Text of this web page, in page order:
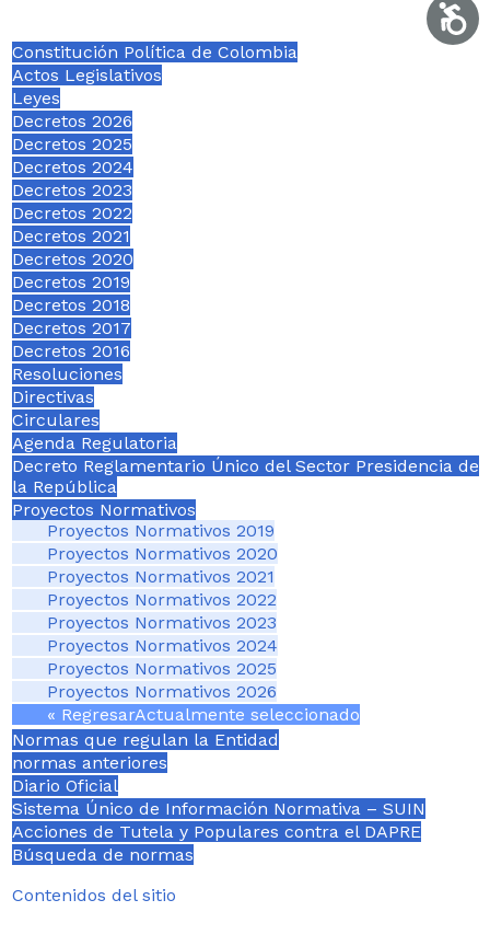
Constitución Política de Colombia
Actos Legislativos
Leyes
Decretos 2026
Decretos 2025
Decretos 2024
Decretos 2023
Decretos 2022
Decretos 2021
Decretos 2020
Decretos 2019
Decretos 2018
Decretos 2017
Decretos 2016
Resoluciones
Directivas
Circulares
Agenda Regulatoria
Decreto Reglamentario Único del Sector Presidencia de
la República
Proyectos Normativos
Proyectos Normativos 2019
Proyectos Normativos 2020
Proyectos Normativos 2021
Proyectos Normativos 2022
Proyectos Normativos 2023
Proyectos Normativos 2024
Proyectos Normativos 2025
Proyectos Normativos 2026
« RegresarActualmente seleccionado
Normas que regulan la Entidad
normas anteriores
Diario Oficial
Sistema Único de Información Normativa – SUIN
Acciones de Tutela y Populares contra el DAPRE
Búsqueda de normas
Contenidos del sitio